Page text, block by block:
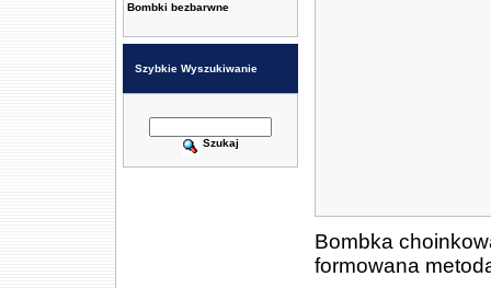
Bombki bezbarwne
Szybkie Wyszukiwanie
Szukaj
Bombka
formowana